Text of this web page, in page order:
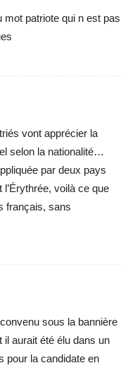
mot patriote qui n est pas
vont apprécier la
selon la nationalité…
par deux pays
voilà ce que
français, sans
sous la bannière
aurait été élu dans un
pour la candidate en